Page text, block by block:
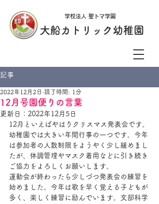
学校法人 聖トマ学園
大船カトリック幼稚園
記事
12月号園便りの言葉
2022年12月2日 読了時間: 1分
更新日： 2022年12月5日
12月といえばやはりクリスマス発表会です。
幼稚園では大きい年間行事の一つです。今年
は参加者の人数制限をようやく少し緩めまし
たが、体調管理やマスク着用などに引き続き
ご協力をよろしくお願いします。
運動会が終わったら少しづつ発表会の練習を
始めました。今年は歌を早く覚える子どもが
多く、楽しく練習に励んでいます。文部科学